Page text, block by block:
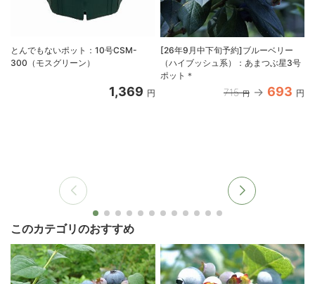
とんでもないポット：10号CSM-
300（モスグリーン）
1,369 円
[26年9月中下旬予約]ブルーベリー
（ハイブッシュ系）：あまつぶ星3号
ポット＊
715 円 693 円
このカテゴリのおすすめ